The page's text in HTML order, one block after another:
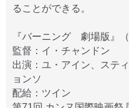
ることができる。
『バーニング 劇場版』
監督：イ・チャンドン
出演：ユ・アイン、ステ
ョンソ
配給：ツイン